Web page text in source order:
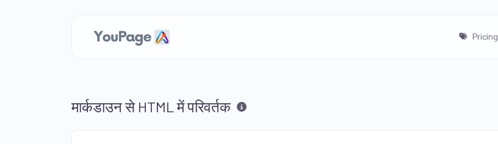
Pricing
मार्कडाउन से HTML में परिवर्तक